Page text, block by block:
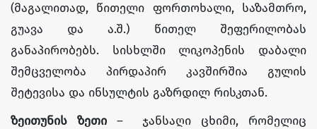
(მაგალითად, წითელი ფორთოხალი, საზამთრო,
გუავა და ა.შ.) წითელ შეფერილობას
განაპირობებს. სისხლში ლიკოპენის დაბალი
შემცველობა პირდაპირ კავშირშია გულის
შეტევისა და ინსულტის გაზრდილ რისკთან.
ზეითუნის ზეთი– ჯანსაღი ცხიმი, რომელიც